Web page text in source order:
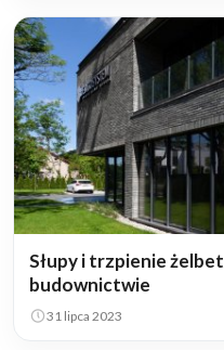
Słupy i trzpienie
budownictwie
31 lipca 2023